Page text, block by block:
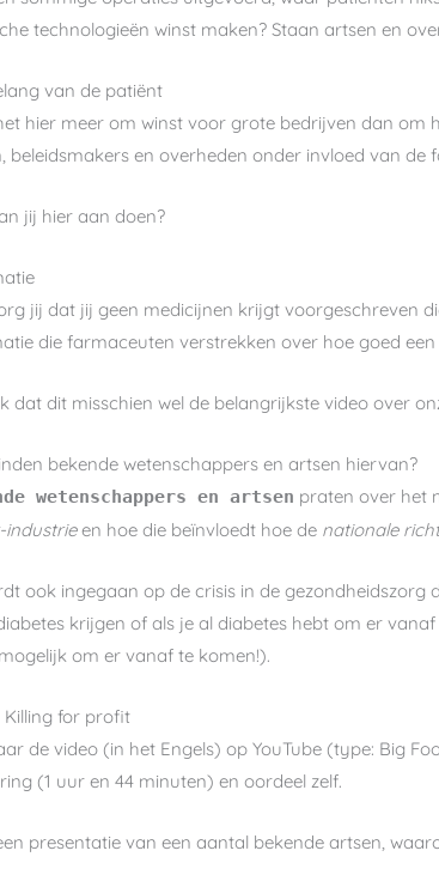
technologieën winst maken? Staan artsen en
van de patiënt
hier meer om winst voor grote bedrijven dan om
beleidsmakers en overheden onder invloed van de
jij hier aan doen?
jij dat jij geen medicijnen krijgt voorgeschreven
die farmaceuten verstrekken over hoe goed
dat dit misschien wel de belangrijkste video over
bekende wetenschappers en artsen hiervan?
wetenschappers en artsen praten over het
industrieen hoe die beïnvloedt hoe de nationale
ook ingegaan op de crisis in de gezondheidszorg
krijgen of als je al diabetes hebt om er
om er vanaf te komen!).
Killing for profit
de video (in het Engels) op YouTube (type: Big
(1 uur en 44 minuten) en oordeel zelf.
presentatie van een aantal bekende artsen,